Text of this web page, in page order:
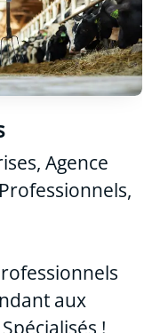
Agence
aux
!